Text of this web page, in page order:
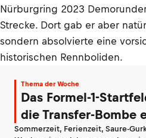
Nürburgring 2023
Strecke. Dort gab er aber
sondern absolvierte eine
historischen Rennboliden.
Thema der Woche
Das Formel-1-
die Transfer-Bombe
Sommerzeit, Ferienzeit, Saure-